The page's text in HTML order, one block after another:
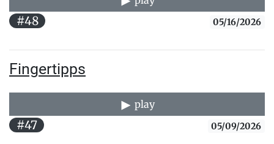
#48 05/16/2026
Fingertipps
play
#47 05/09/2026